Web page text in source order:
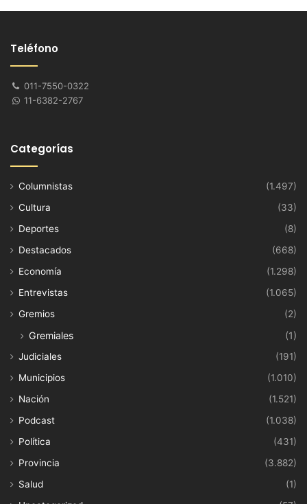
Teléfono
011-7550-0322
11-6382-2767
Categorías
Columnistas
(1.497)
Cultura
(33)
Deportes
(8)
Destacados
(668)
Economía
(1.298)
Entrevistas
(1.065)
Gremios
(2)
Gremiales (1)
Judiciales
(191)
Municipios
(1.010)
Nación
(1.521)
Podcast
(1.038)
Política
(431)
Provincia
(3.882)
Salud
(1)